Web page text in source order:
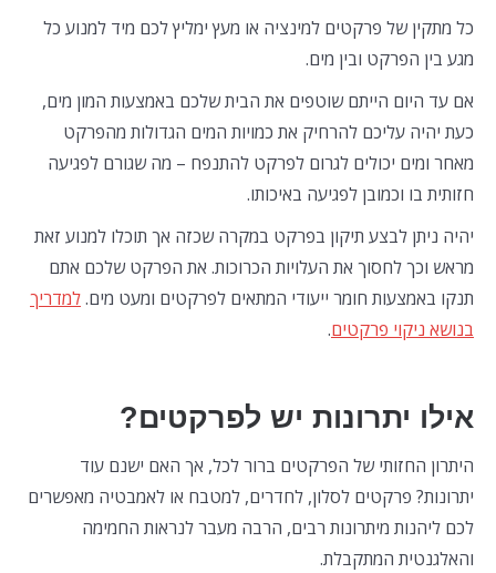
כל מתקין של פרקטים למינציה או מעץ ימליץ לכם מיד למנוע כל
מגע בין הפרקט ובין מים.
אם עד היום הייתם שוטפים את הבית שלכם באמצעות המון מים,
כעת יהיה עליכם להרחיק את כמויות המים הגדולות מהפרקט
מאחר ומים יכולים לגרום לפרקט להתנפח – מה שגורם לפגיעה
חזותית בו וכמובן לפגיעה באיכותו.
יהיה ניתן לבצע תיקון בפרקט במקרה שכזה אך תוכלו למנוע זאת
מראש וכך לחסוך את העלויות הכרוכות. את הפרקט שלכם אתם
תנקו באמצעות חומר ייעודי המתאים לפרקטים ומעט מים.למדריך
בנושא ניקוי פרקטים.
אילו יתרונות יש לפרקטים?
היתרון החזותי של הפרקטים ברור לכל, אך האם ישנם עוד
יתרונות? פרקטים לסלון, לחדרים, למטבח או לאמבטיה מאפשרים
לכם ליהנות מיתרונות רבים, הרבה מעבר לנראות החמימה
והאלגנטית המתקבלת.